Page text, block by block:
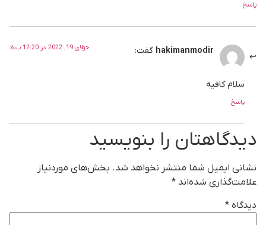
پاسخ
hakimanmodir گفت: جولای 19, 2022 در 12:20 ب.ظ
سلام کافیه
پاسخ
دیدگاهتان را بنویسید
نشانی ایمیل شما منتشر نخواهد شد. بخش‌های موردنیاز
علامت‌گذاری شده‌اند *
دیدگاه *